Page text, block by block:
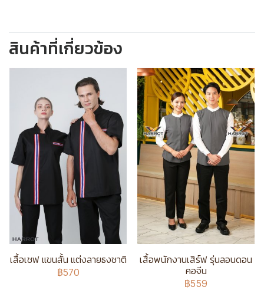
สินค้าที่เกี่ยวข้อง
เสื้อเชฟ แขนสั้น แต่งลายธงชาติ
฿570
เสื้อพนักงานเสิร์ฟ รุ่นลอนดอน
คอจีน
฿559